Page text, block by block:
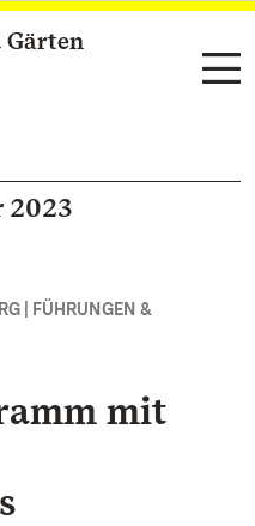
Gärten
2023
| FÜHRUNGEN &
mit